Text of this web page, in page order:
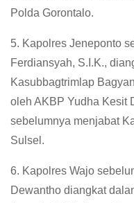
Polda Gorontalo.
5. Kapolres Jeneponto
Ferdiansyah, S.I.K.,
Kasubbagtrimlap
oleh AKBP Yudha Kesit
sebelumnya menjabat
Sulsel.
6. Kapolres Wajo
Dewantho diangkat